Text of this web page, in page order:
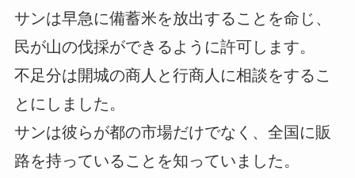
サンは早急に備蓄米を放出することを命じ、
民が山の伐採ができるように許可します。
不足分は開城の商人と行商人に相談をするこ
とにしました。
サンは彼らが都の市場だけでなく、全国に販
路を持っていることを知っていました。